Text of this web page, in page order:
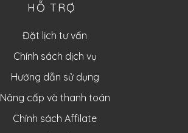
HỖ TRỢ
Đặt lịch tư vấn
Chính sách dịch vụ
Hướng dẫn sử dụng
Nâng cấp và thanh toán
Chính sách Affilate